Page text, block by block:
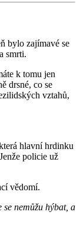
bylo zajímavé se
smrti.
k tomu jen
drsné, co se
vztahů,
hlavní hrdinku
policie už
vědomí.
se nemůžu hýbat, a